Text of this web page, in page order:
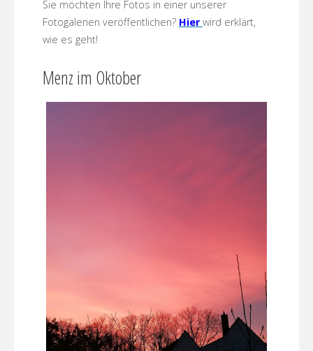
Sie möchten Ihre Fotos in einer unserer
Fotogalerien veröffentlichen? Hier wird erklärt,
wie es geht!
Menz im Oktober